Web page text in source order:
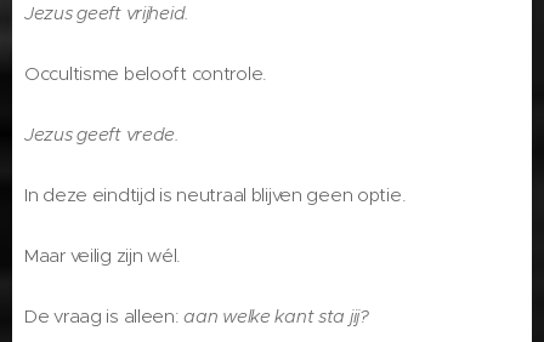
Jezus geeft vrijheid.
Occultisme belooft controle.
Jezus geeft vrede.
In deze eindtijd is neutraal blijven geen optie.
Maar veilig zijn wél.
De vraag is alleen:aan welke kant sta jij?